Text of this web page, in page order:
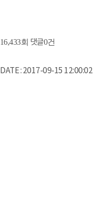
16,433회 댓글0건
DATE : 2017-09-15 12:00:02